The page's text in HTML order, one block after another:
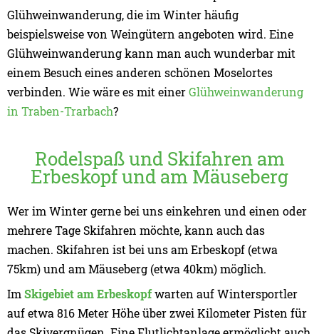
Glühweinwanderung, die im Winter häufig
beispielsweise von Weingütern angeboten wird. Eine
Glühweinwanderung kann man auch wunderbar mit
einem Besuch eines anderen schönen Moselortes
verbinden. Wie wäre es mit einerGlühweinwanderung
in Traben-Trarbach?
Rodelspaß und Skifahren am
Erbeskopf und am Mäuseberg
Wer im Winter gerne bei uns einkehren und einen oder
mehrere Tage Skifahren möchte, kann auch das
machen. Skifahren ist bei uns am Erbeskopf (etwa
75km) und am Mäuseberg (etwa 40km) möglich.
ImSkigebiet am Erbeskopfwarten auf Wintersportler
auf etwa 816 Meter Höhe über zwei Kilometer Pisten für